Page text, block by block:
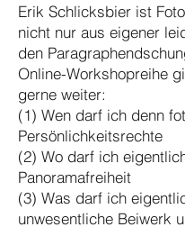
Erik Schlicksbier ist
nicht nur aus eigener
den
Online-Workshopreihe
gerne weiter:
(1) Wen darf ich denn
Persönlichkeitsrechte
(2) Wo darf ich
Panoramafreiheit
(3) Was darf ich
unwesentliche Beiwerk